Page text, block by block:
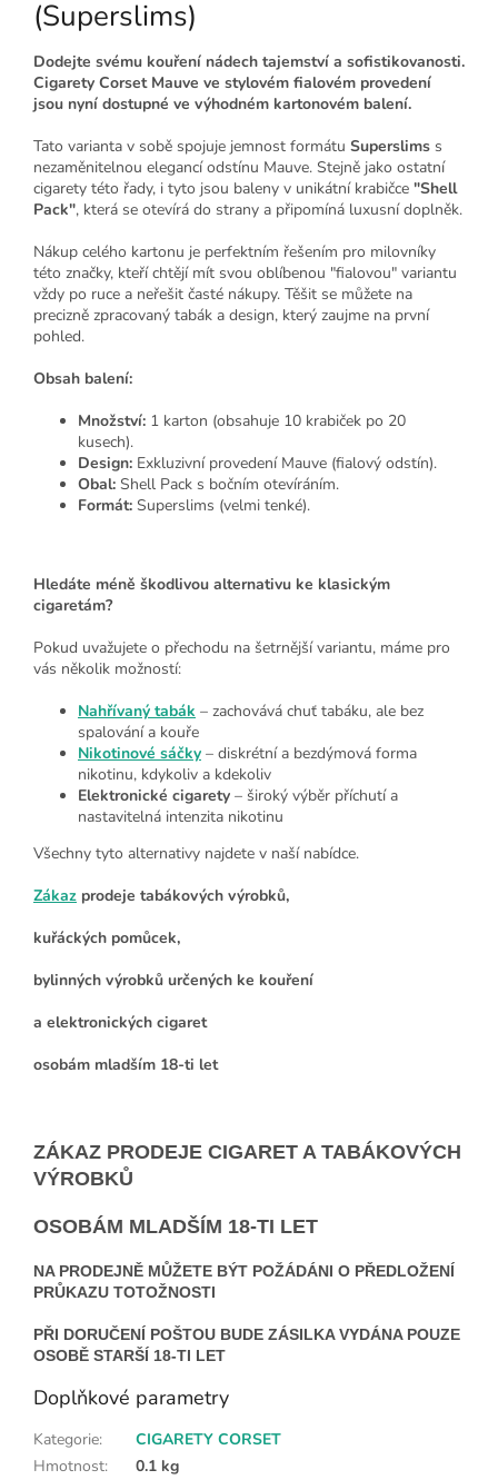
(Superslims)
Dodejte svému kouření nádech tajemství a sofistikovanosti.
Cigarety Corset Mauve ve stylovém fialovém provedení
jsou nyní dostupné ve výhodném kartonovém balení.
Tato varianta v sobě spojuje jemnost formátu Superslims s
nezaměnitelnou elegancí odstínu Mauve. Stejně jako ostatní
cigarety této řady, i tyto jsou baleny v unikátní krabičce "Shell
Pack", která se otevírá do strany a připomíná luxusní doplněk.
Nákup celého kartonu je perfektním řešením pro milovníky
této značky, kteří chtějí mít svou oblíbenou "fialovou" variantu
vždy po ruce a neřešit časté nákupy. Těšit se můžete na
precizně zpracovaný tabák a design, který zaujme na první
pohled.
Obsah balení:
Množství: 1 karton (obsahuje 10 krabiček po 20
kusech).
Design: Exkluzivní provedení Mauve (fialový odstín).
Obal: Shell Pack s bočním otevíráním.
Formát: Superslims (velmi tenké).
Hledáte méně škodlivou alternativu ke klasickým
cigaretám?
Pokud uvažujete o přechodu na šetrnější variantu, máme pro
vás několik možností:
Nahřívaný tabák – zachovává chuť tabáku, ale bez
spalování a kouře
Nikotinové sáčky – diskrétní a bezdýmová forma
nikotinu, kdykoliv a kdekoliv
Elektronické cigarety – široký výběr příchutí a
nastavitelná intenzita nikotinu
Všechny tyto alternativy najdete v naší nabídce.
Zákaz prodeje tabákových výrobků,
kuřáckých pomůcek,
bylinných výrobků určených ke kouření
a elektronických cigaret
osobám mladším 18-ti let
ZÁKAZ PRODEJE CIGARET A TABÁKOVÝCH
VÝROBKŮ
OSOBÁM MLADŠÍM 18-TI LET
NA PRODEJNĚ MŮŽETE BÝT POŽÁDÁNI O PŘEDLOŽENÍ
PRŮKAZU TOTOŽNOSTI
PŘI DORUČENÍ POŠTOU BUDE ZÁSILKA VYDÁNA POUZE
OSOBĚ STARŠÍ 18-TI LET
Doplňkové parametry
Kategorie:
CIGARETY CORSET
Hmotnost:
0.1 kg